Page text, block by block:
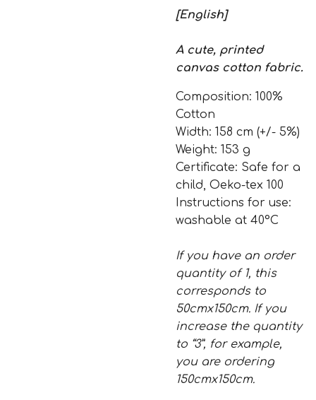
[English]
A cute, printed
canvas cotton fabric.
Composition: 100%
Cotton
Width: 158 cm (+/- 5%)
Weight: 153 g
Certificate: Safe for a
child, Oeko-tex 100
Instructions for use:
washable at 40°C
If you have an order
quantity of 1, this
corresponds to
50cmx150cm. If you
increase the quantity
to “3”, for example,
you are ordering
150cmx150cm.